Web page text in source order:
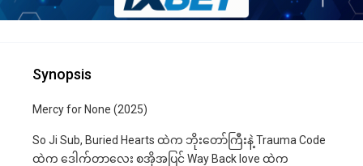
Synopsis
Mercy for None (2025)
So Ji Sub, Buried Hearts ထဲက ဘိုးတော်ကြီးနဲ့ Trauma Code
ထဲက ဒေါက်တာလေး စအိုအပြင် Way Back love ထဲက